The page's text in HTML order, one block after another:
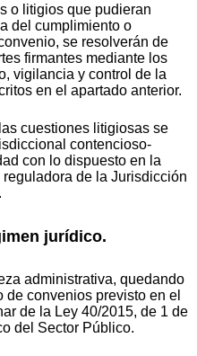
o litigios que pudieran
del cumplimiento o
se resolverán de
firmantes mediante los
vigilancia y control de la
en el apartado anterior.
cuestiones litigiosas se
contencioso-
con lo dispuesto en la
de la Jurisdicción
jurídico.
administrativa, quedando
convenios previsto en el
de la Ley 40/2015, de 1 de
del Sector Público.